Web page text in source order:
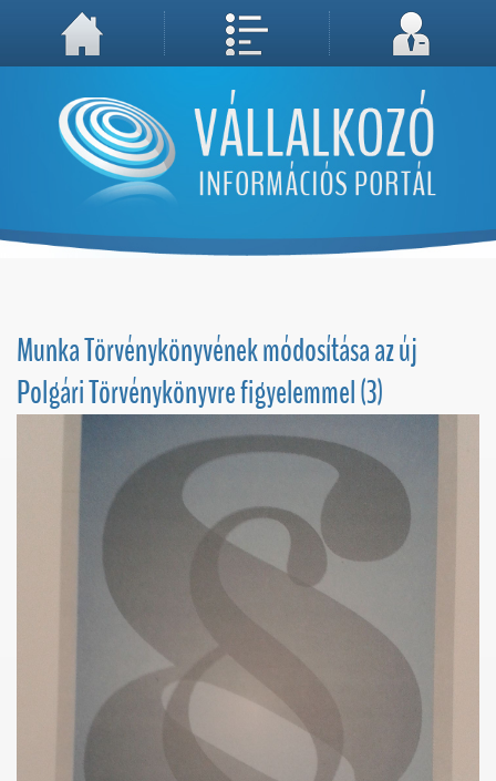
A weboldal használatával Ön elfogadja, hogy Cookie-kat (sütiket) tároljunk számítógépén. A sütik a weboldal megfelelő működéséhez
Megértettem, folytatás...
Munka Törvénykönyvének módosítása az új
Polgári Törvénykönyvre figyelemmel (3)